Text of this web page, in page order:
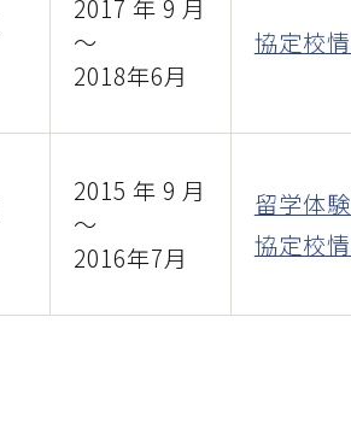
2017年9月
～
2018年6月
協定校
2015年9月
～
2016年7月
留学体
協定校